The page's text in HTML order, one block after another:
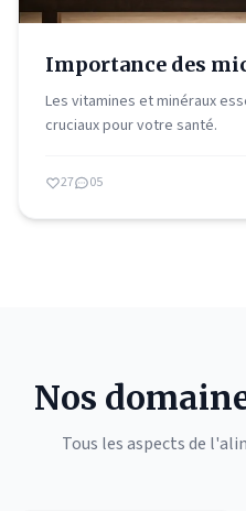
Importance des
Les vitamines et minéraux
cruciaux pour votre santé.
27 05
Nos
Tous les aspects de